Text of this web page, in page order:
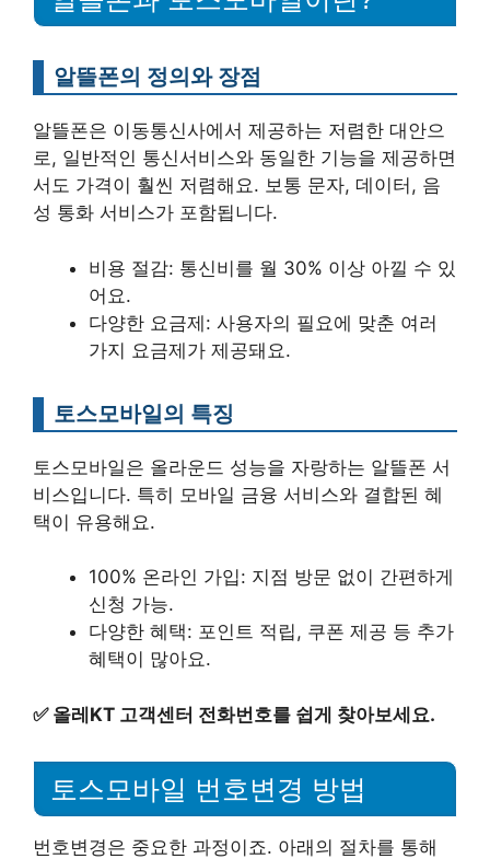
알뜰폰의 정의와 장점
알뜰폰은 이동통신사에서 제공하는 저렴한 대안으
로, 일반적인 통신서비스와 동일한 기능을 제공하면
서도 가격이 훨씬 저렴해요. 보통 문자, 데이터, 음
성 통화 서비스가 포함됩니다.
비용 절감: 통신비를 월 30% 이상 아낄 수 있
어요.
다양한 요금제: 사용자의 필요에 맞춘 여러
가지 요금제가 제공돼요.
토스모바일의 특징
토스모바일은 올라운드 성능을 자랑하는 알뜰폰 서
비스입니다. 특히 모바일 금융 서비스와 결합된 혜
택이 유용해요.
100% 온라인 가입: 지점 방문 없이 간편하게
신청 가능.
다양한 혜택: 포인트 적립, 쿠폰 제공 등 추가
혜택이 많아요.
✅ 올레KT 고객센터 전화번호를 쉽게 찾아보세요.
토스모바일 번호변경 방법
번호변경은 중요한 과정이죠. 아래의 절차를 통해